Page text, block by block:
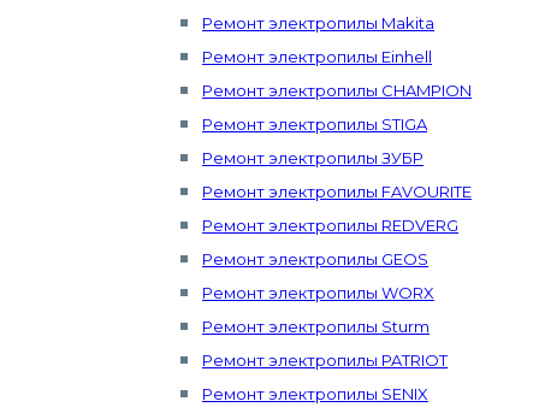
Ремонт электропилы Makita
Ремонт электропилы Einhell
Ремонт электропилы CHAMPION
Ремонт электропилы STIGA
Ремонт электропилы ЗУБР
Ремонт электропилы FAVOURITE
Ремонт электропилы REDVERG
Ремонт электропилы GEOS
Ремонт электропилы WORX
Ремонт электропилы Sturm
Ремонт электропилы PATRIOT
Ремонт электропилы SENIX